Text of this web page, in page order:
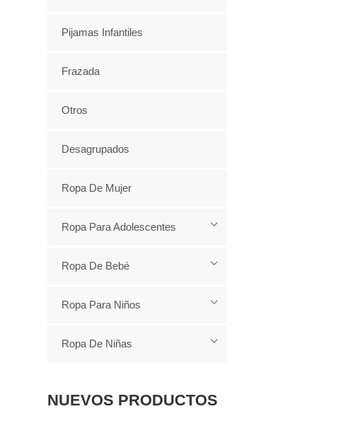
Pijamas Infantiles
Frazada
Otros
Desagrupados
Ropa De Mujer
Ropa Para Adolescentes
Ropa De Bebé
Ropa Para Niños
Ropa De Niñas
NUEVOS PRODUCTOS